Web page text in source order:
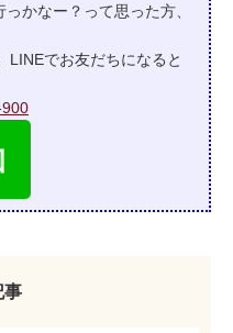
っかなー？って思った方、
LINEでお友だちになると
事